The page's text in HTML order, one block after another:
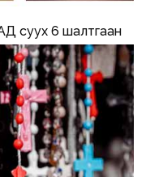
суух 6 шалтгаан